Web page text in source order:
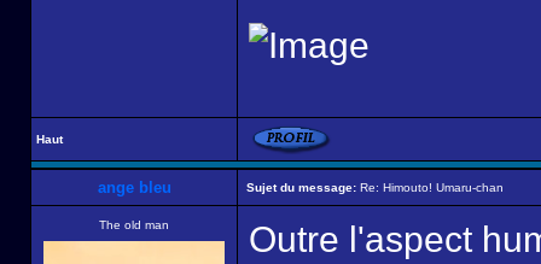
Haut
ange bleu Sujet du message: Re: Himouto! Umaru-chan
The old man
Outre l'aspect